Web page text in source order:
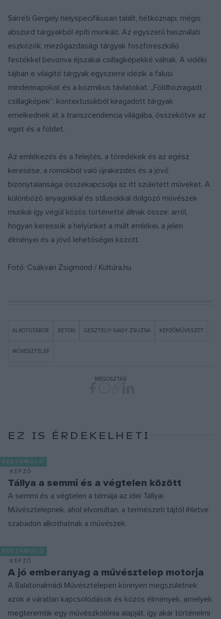
Sárréti Gergely helyspecifikusan talált, hétköznapi, mégis
abszurd tárgyakból építi munkáit. Az egyszerű használati
eszközök, mezőgazdasági tárgyak foszforeszkáló
festékkel bevonva éjszakai csillagképekké válnak. A vidéki
tájban e világító tárgyak egyszerre idézik a falusi
mindennapokat és a kozmikus távlatokat. „Földhözragadt
csillagképek”: kontextusukból kiragadott tárgyak
emelkednek át a transzcendencia világába, összekötve az
eget és a földet.
Az emlékezés és a felejtés, a töredékek és az egész
keresése, a romokból való újrakezdés és a jövő
bizonytalansága összekapcsolja az itt született műveket. A
különböző anyagokkal és stílusokkal dolgozó művészek
munkái így végül közös történetté állnak össze: arról,
hogyan keressük a helyünket a múlt emlékei, a jelen
élményei és a jövő lehetőségei között.
Fotó: Csákvári Zsigmond / Kultúra.hu
ALKOTÓTÁBOR BETON GESZTELYI NAGY ZSUZSA KÉPZŐMŰVÉSZET
MŰVÉSZTELEP
MEGOSZTÁS
EZ IS ÉRDEKELHETI
BESZÁMOLÓ
KÉPZŐ
Tállya a semmi és a végtelen között
A semmi és a végtelen a témája az idei Tállyai
Művésztelepnek, ahol elvonultan, a természeti tájtól ihletve
szabadon alkothatnak a művészek.
BESZÁMOLÓ
KÉPZŐ
A jó emberanyag a művésztelep motorja
A Balatonalmádi Művésztelepen könnyen megszületnek
azok a váratlan kapcsolódások és közös élmények, amelyek
megteremtik egy művészkolónia alapját, így akár történelmi